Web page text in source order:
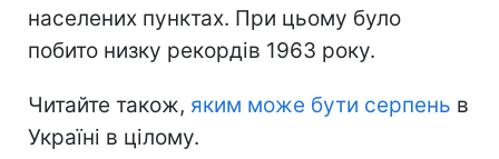
населених пунктах. При цьому було
побито низку рекордів 1963 року.
Читайте також, яким може бути серпень в
Україні в цілому.